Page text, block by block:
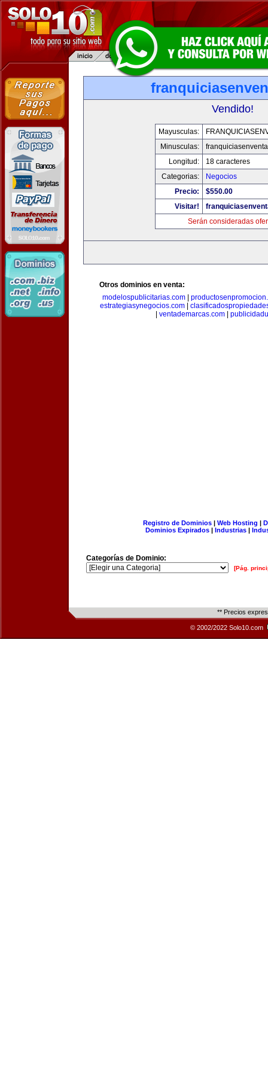
Vendido!
Mayusculas:
Minusculas:
Longitud:
18 caracteres
Categorias:
Negocios
Precio:
$550.00
Visitar!
Serán consideradas
Otros dominios en venta:
modelospublicitarias.com
estrategiasynegocios.com|
ventademarcas.com
Registro de Dominios| Web Hosting |
Dominios Expirados | Industrias |
Categorías de Dominio:
[Pág.
** Precios
© 2002/2022 Solo10.com